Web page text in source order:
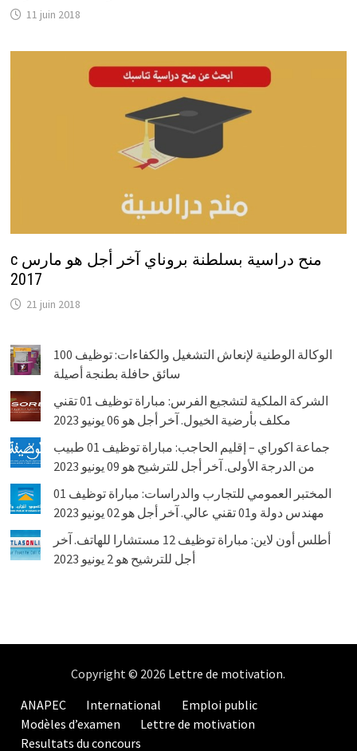
11 juin 2018
c منح دراسية بسلطنة بروناي آخر أجل هو مارس
2017
21 juin 2018
الوكالة الوطنية لإنعاش التشغيل والكفاءات: توظيف 100
سائق حافلة بطنجة أصيلة
الشركة الملكية لتشجيع الفرس: مباراة توظيف 01 تقني
مكلف بأرضية الخيول. آخر أجل هو 06 يونيو 2023
جماعة اكوراي – إقليم الحاجب: مباراة توظيف 01 طبيب
من الدرجة الأولى. آخر أجل للترشيح هو 09 يونيو 2023
المختبر العمومي للتجارب والدراسات: مباراة توظيف 01
مهندس دولة و01 تقني عالي. آخر أجل هو 02 يونيو 2023
أطلس أون لاين: مباراة توظيف 12 مستشارا للهاتف. آخر
أجل للترشيح هو 2 يونيو 2023
Copyright © 2026 Lettre de motivation.
ANAPEC
International
Emploi public
Modèles d’examen
Lettre de motivation
Resultats du concours